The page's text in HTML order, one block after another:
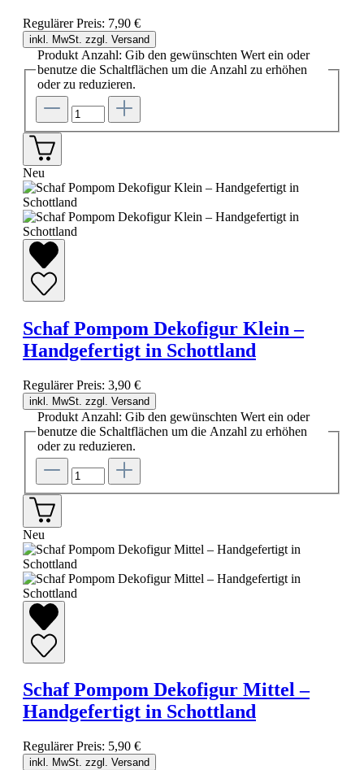
Regulärer Preis: 7,90 €
inkl. MwSt. zzgl. Versand
Produkt Anzahl: Gib den gewünschten Wert ein oder
benutze die Schaltflächen um die Anzahl zu erhöhen
oder zu reduzieren.
Neu
Schaf Pompom Dekofigur Klein –
Handgefertigt in Schottland
Regulärer Preis: 3,90 €
inkl. MwSt. zzgl. Versand
Produkt Anzahl: Gib den gewünschten Wert ein oder
benutze die Schaltflächen um die Anzahl zu erhöhen
oder zu reduzieren.
Neu
Schaf Pompom Dekofigur Mittel –
Handgefertigt in Schottland
Regulärer Preis: 5,90 €
inkl. MwSt. zzgl. Versand